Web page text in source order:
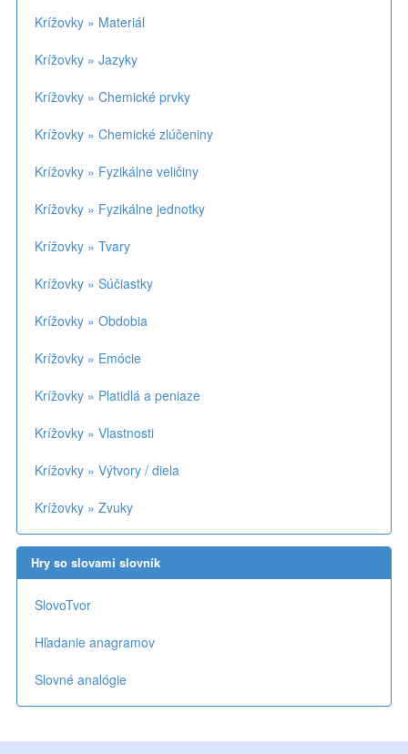
Krížovky » Materiál
Krížovky » Jazyky
Krížovky » Chemické prvky
Krížovky » Chemické zlúčeniny
Krížovky » Fyzikálne veličiny
Krížovky » Fyzikálne jednotky
Krížovky » Tvary
Krížovky » Súčiastky
Krížovky » Obdobia
Krížovky » Emócie
Krížovky » Platidlá a peniaze
Krížovky » Vlastnosti
Krížovky » Výtvory / diela
Krížovky » Zvuky
Hry so slovami slovník
SlovoTvor
Hľadanie anagramov
Slovné analógie